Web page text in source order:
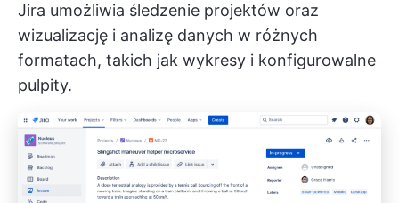
Jira umożliwia śledzenie projektów oraz
wizualizację i analizę danych w różnych
formatach, takich jak wykresy i konfigurowalne
pulpity.